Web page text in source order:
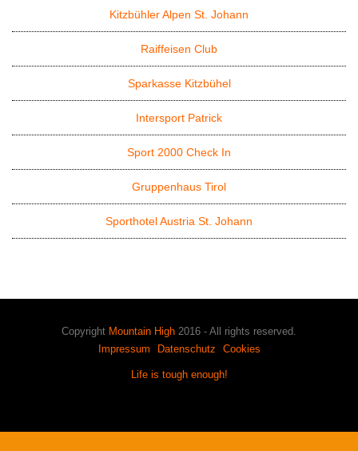
Kitzbühler Alpen St. Johann
Raiffeisen Club
Sparkasse Kitzbühel
Intersport Patrick
Sport 2000 Check In
Gruppenhaus Tirol
Sporthotel Austria St. Johann
Copyright Mountain High 2016 - All rights reserved.
Impressum
Datenschutz Cookies
Life is tough enough!